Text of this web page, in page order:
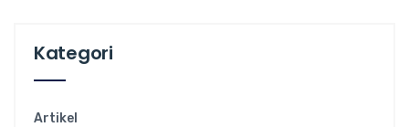
Kategori
Artikel